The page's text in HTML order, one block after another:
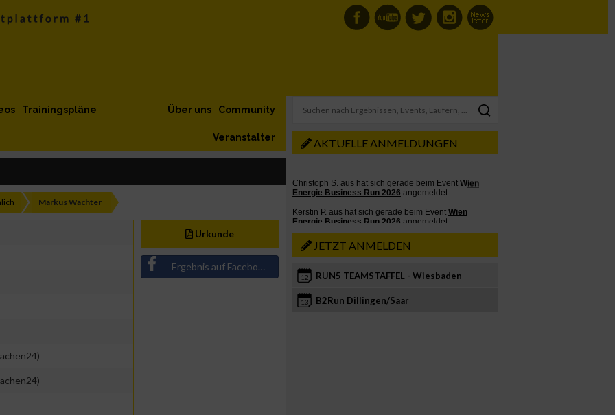
Trainingspläne Community
Über uns
Veranstalter
Markus Wächter
Urkunde
Ergebnis auf Facebook teilen
AKTUELLE ANMELDUNGEN
JETZT ANMELDEN
12 RUN5 TEAMSTAFFEL - Wiesbaden
13 B2Run Dillingen/Saar